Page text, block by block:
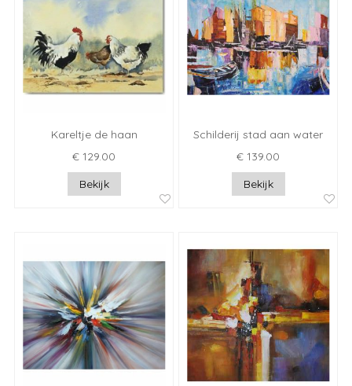
Kareltje de haan
€ 129.00
Bekijk
Schilderij stad aan water
€ 139.00
Bekijk